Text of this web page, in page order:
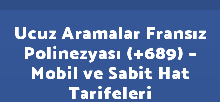
Ucuz Aramalar Fransız
Polinezyası (+689) –
Mobil ve Sabit Hat
Tarifeleri